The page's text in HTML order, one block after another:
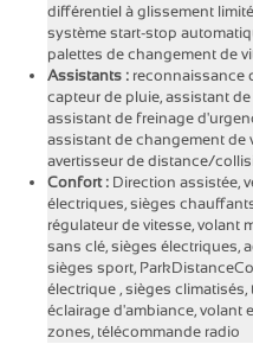
différentiel à glissement
système start-stop
palettes de changement de
Assistants : reconnaissance
capteur de pluie, assistant
assistant de freinage
assistant de changement de
avertisseur de distance/
Confort : Direction assistée,
électriques, sièges
régulateur de vitesse, volant
sans clé, sièges électriques,
sièges sport,
électrique , sièges
éclairage d'ambiance, volant
zones, télécommande radio